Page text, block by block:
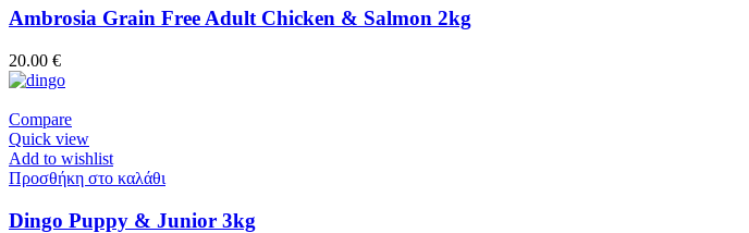
Ambrosia Grain Free Adult Chicken & Salmon 2kg
20.00 €
Compare
Quick view
Add to wishlist
Προσθήκη στο καλάθι
Dingo Puppy & Junior 3kg